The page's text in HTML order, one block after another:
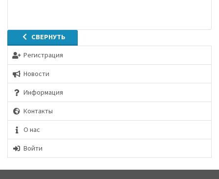
СВЕРНУТЬ
Регистрация
Новости
Информация
Контакты
О нас
Войти